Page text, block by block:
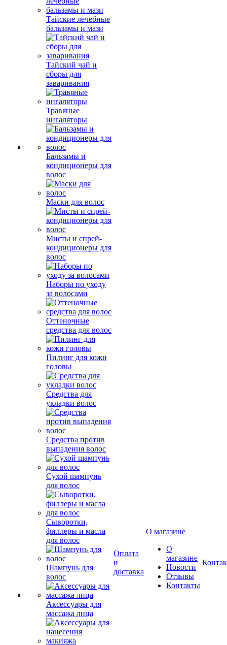
Тайские лечебные
бальзамы и мази
Тайский чай и
сборы для
заваривания
Травяные
ингаляторы
Бальзамы и
кондиционеры для
волос
Маски для волос
Мисты и спрей-
кондиционеры для
волос
Наборы по уходу
за волосами
Оттеночные
средства для волос
Пилинг для кожи
головы
Средства для
укладки волос
Средства против
выпадения волос
Сухой шампунь
для волос
Сыворотки,
филлеры и масла
для волос
Шампунь для
волос
Аксессуары для
массажа лица
Оплата
и
доставка
О магазине
О
магазине
Новости
Отзывы
Контакты